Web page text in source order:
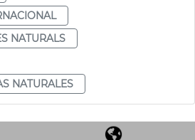
NATURALS
NATURALES